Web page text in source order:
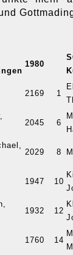
1980
2169 1
2045 6
2029 8
1947 10
1932 12
1760 14